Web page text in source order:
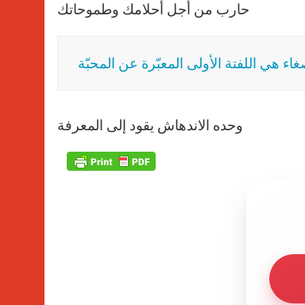
حارب من أجل أحلامك وطموحاتك
هي اللفتة الأولى المعبّرة عن المحبّة
وحده الاندهاش يقود إلى المعرفة